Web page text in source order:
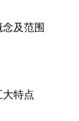
及范围
特点